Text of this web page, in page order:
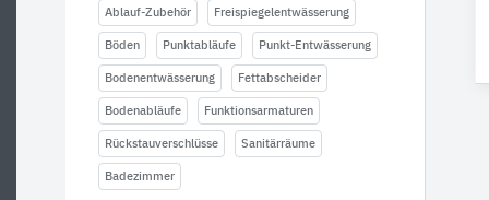
Ablauf-Zubehör Freispiegelentwässerung
Böden Punktabläufe Punkt-Entwässerung
Bodenentwässerung Fettabscheider
Bodenabläufe Funktionsarmaturen
Rückstauverschlüsse Sanitärräume
Badezimmer